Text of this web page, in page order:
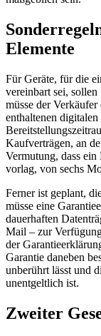
Elemente
Für Geräte, für die
vereinbart sei,
müsse der
enthaltenen
Kaufverträgen, an
Vermutung, dass
vorlag, von sechs
Ferner ist geplant,
müsse eine
dauerhaften
Mail – zur
der
Garantie daneben
unberührt lässt und
unentgeltlich ist.
Zweiter